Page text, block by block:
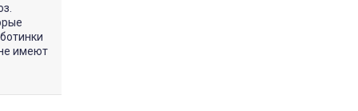
имеют